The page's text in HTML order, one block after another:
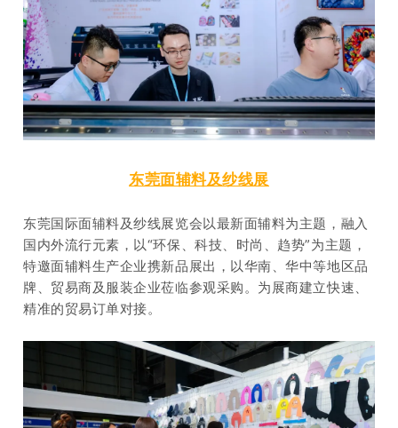
东莞面辅料及纱线展
东莞国际面辅料及纱线展览会以最新面辅料为主题，融入
国内外流行元素，以“环保、科技、时尚、趋势”为主题，
特邀面辅料生产企业携新品展出，以华南、华中等地区品
牌、贸易商及服装企业莅临参观采购。为展商建立快速、
精准的贸易订单对接。